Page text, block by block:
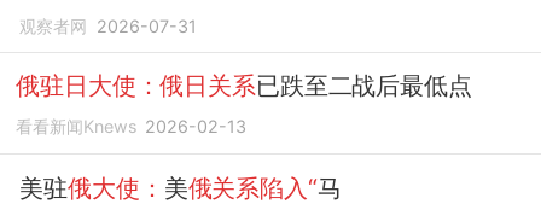
观察者网 2026-07-31
俄驻日大使：俄日关系已跌至二战后最低点
看看新闻Knews 2026-02-13
美驻俄大使： 美俄关系陷入“马